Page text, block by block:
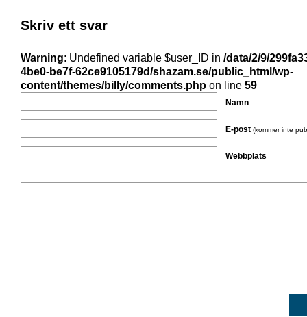
Skriv ett svar
Warning: Undefined variable $user_ID in /data/2/9/
4be0-be7f-62ce9105179d/shazam.se/public_html/wp-
content/themes/billy/comments.php on line 59
Namn
E-post (kommer inte
Webbplats